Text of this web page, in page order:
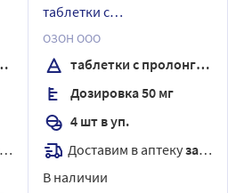
таблетки с
пролонгированным
высвобождением,
покрытые пленочной
оболочкой
ОЗОН ООО
таблетки с пролонгированным высвобождением, покрытые пленочной оболочкой
Дозировка 50 мг
4 шт в уп.
Доставим в аптекузавтра
В наличии